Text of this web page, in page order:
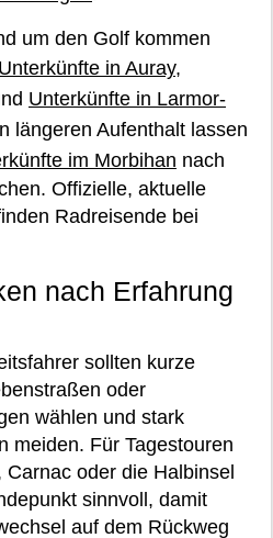
um den Golf kommen
Unterkünfte in Auray,
Unterkünfte in Larmor-
längeren Aufenthalt lassen
im Morbihan nach
Offizielle, aktuelle
Radreisende bei
nach Erfahrung
sollten kurze
oder
wählen und stark
meiden. Für Tagestouren
oder die Halbinsel
sinnvoll, damit
auf dem Rückweg